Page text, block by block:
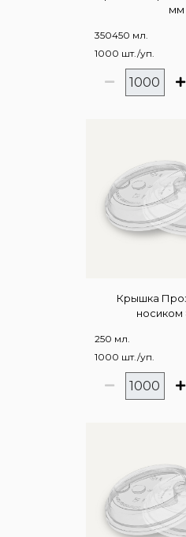
мм
350450 мл.
1000 шт./уп.
Крышка
250 мл.
1000 шт./уп.